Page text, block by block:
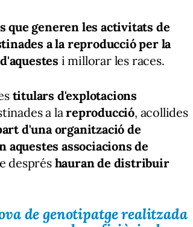
que generen les activitats de
a la reproducció per la
i millorar les races.
titulars d'explotacions
a lareproducció, acollides
d'una organització de
aquestes associacions de
després hauran de distribuir
de genotipatge realitzada